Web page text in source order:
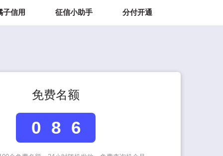
子信用 征信小助手 分付开通
免费名额
0 8 6